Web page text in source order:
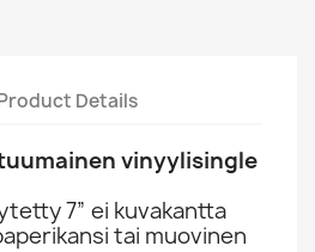
Details
vinyylisingle
7” ei kuvakantta
tai muovinen